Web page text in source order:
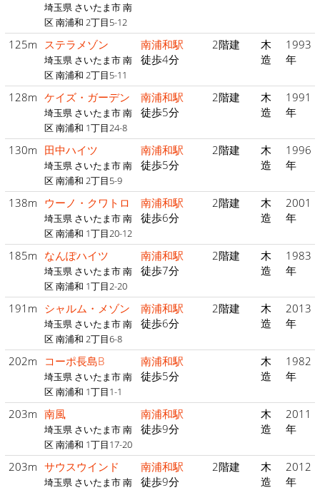
埼玉県 さいたま市 南
区 南浦和 2丁目5-12
125m ステラメゾン
埼玉県 さいたま市 南
区 南浦和 2丁目5-11
南浦和駅
徒歩4分
2階建
木
造
1993
年
128m ケイズ・ガーデン
埼玉県 さいたま市 南
区 南浦和 1丁目24-8
南浦和駅
徒歩5分
2階建
木
造
1991
年
130m 田中ハイツ
埼玉県 さいたま市 南
区 南浦和 2丁目5-9
南浦和駅
徒歩5分
2階建
木
造
1996
年
138m ウーノ・クワトロ
埼玉県 さいたま市 南
区 南浦和 1丁目20-12
南浦和駅
徒歩6分
2階建
木
造
2001
年
185m なんぽハイツ
埼玉県 さいたま市 南
区 南浦和 1丁目2-20
南浦和駅
徒歩7分
2階建
木
造
1983
年
191m シャルム・メゾン
埼玉県 さいたま市 南
区 南浦和 2丁目6-8
南浦和駅
徒歩6分
2階建
木
造
2013
年
202m コーポ長島B
埼玉県 さいたま市 南
区 南浦和 1丁目1-1
南浦和駅
徒歩5分
木
造
1982
年
203m 南風
埼玉県 さいたま市 南
区 南浦和 1丁目17-20
南浦和駅
徒歩9分
木
造
2011
年
203m サウスウインド
埼玉県 さいたま市 南
南浦和駅
徒歩9分
2階建
木
造
2012
年